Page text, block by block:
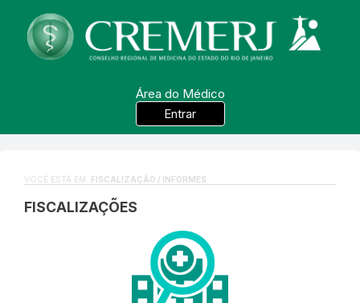
Área do Médico
Entrar
VOCÊ ESTÁ EM: FISCALIZAÇÃO / INFORMES
FISCALIZAÇÕES